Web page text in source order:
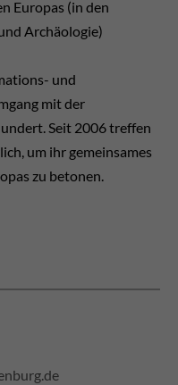
Europas (in den
Archäologie)
und
mit der
Seit 2006 treffen
um ihr gemeinsames
zu betonen.